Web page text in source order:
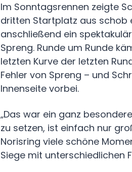
Im Sonntagsrennen zeigte
dritten Startplatz aus schob
anschließend ein
Spreng. Runde um Runde
letzten Kurve der letzten
Fehler von Spreng – und
Innenseite vorbei.
„Das war ein ganz
zu setzen, ist einfach nur
Norisring viele schöne
Siege mit unterschiedlichen